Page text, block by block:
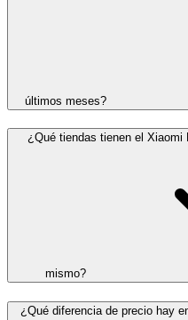
últimos meses?
¿Qué tiendas tienen el Xiaomi
mismo?
¿Qué diferencia de precio hay